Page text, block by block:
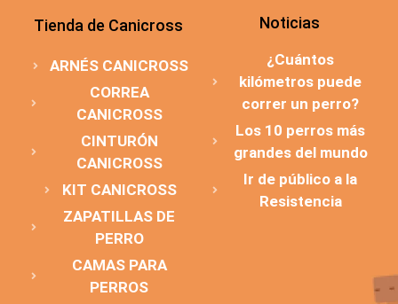
Tienda de Canicross
ARNÉS CANICROSS
CORREA
CANICROSS
CINTURÓN
CANICROSS
KIT CANICROSS
ZAPATILLAS DE
PERRO
CAMAS PARA
PERROS
Noticias
¿Cuántos
kilómetros puede
correr un perro?
Los 10 perros más
grandes del mundo
Ir de público a la
Resistencia